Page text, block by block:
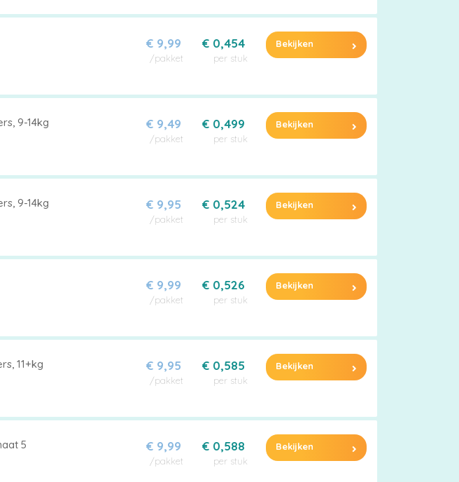
€ 9,99
/pakket
€ 0,454
per stuk
Bekijken
9-14kg € 9,49
/pakket
€ 0,499
per stuk
Bekijken
9-14kg € 9,95
/pakket
€ 0,524
per stuk
Bekijken
€ 9,99
/pakket
€ 0,526
per stuk
Bekijken
11+kg € 9,95
/pakket
€ 0,585
per stuk
Bekijken
5 € 9,99
/pakket
€ 0,588
per stuk
Bekijken